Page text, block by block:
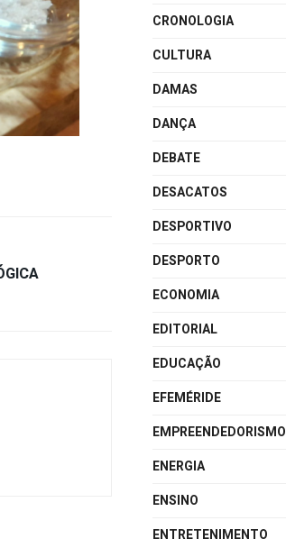
CRONOLOGIA
CULTURA
DAMAS
DANÇA
DEBATE
DESACATOS
DESPORTIVO
DESPORTO
ECONOMIA
EDITORIAL
EDUCAÇÃO
EFEMÉRIDE
EMPREENDEDORISMO
ENERGIA
ENSINO
ENTRETENIMENTO